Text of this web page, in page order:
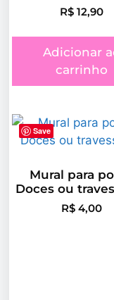
R$12,90
Adicionar
carrinho
Save
Mural para
Doces ou
R$4,00